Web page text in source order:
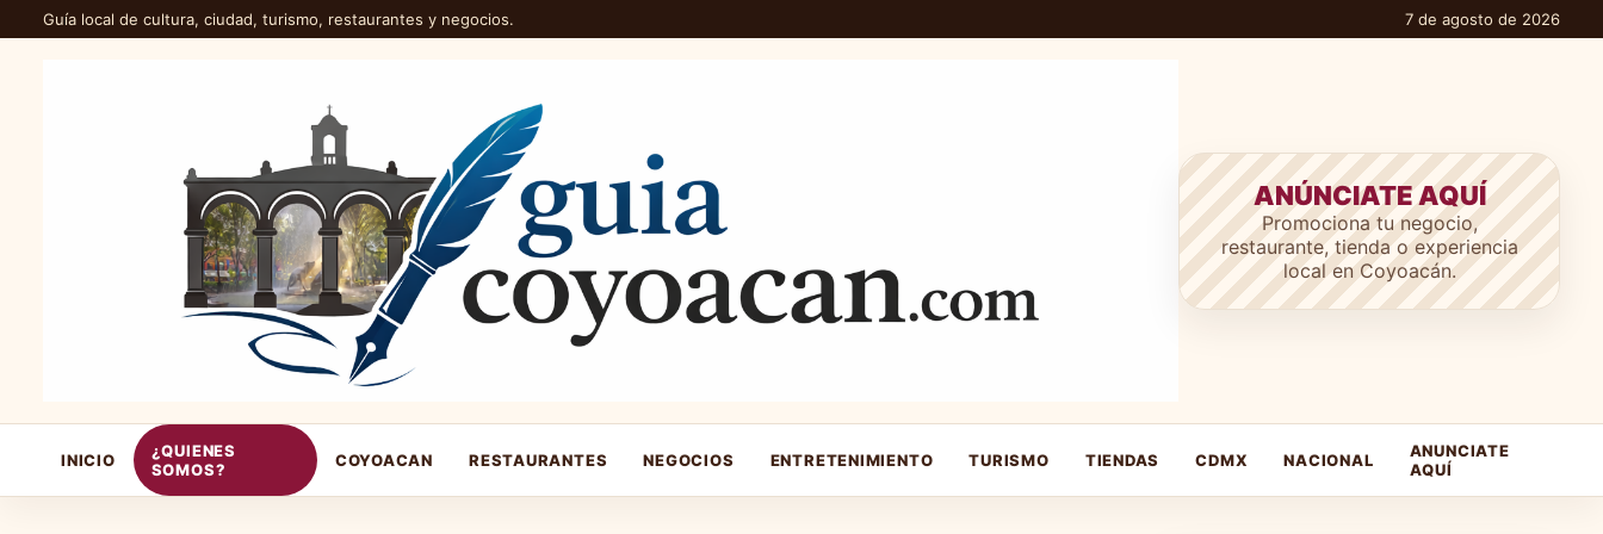
Guía local de cultura, ciudad, turismo, restaurantes y negocios. 7 de agosto de 2026
ANÚNCIATE AQUÍ
Promociona tu negocio,
restaurante, tienda o experiencia
local en Coyoacán.
INICIO
¿QUIENES
SOMOS?
COYOACAN RESTAURANTES NEGOCIOS ENTRETENIMIENTO TURISMO TIENDAS CDMX NACIONAL
ANUNCIATE
AQUÍ